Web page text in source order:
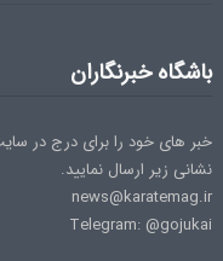
باشگاه خبرنگاران
خبر های خود را برای درج در
نشانی زیر ارسال نمایید.
news@karatemag.ir
Telegram: @gojukai